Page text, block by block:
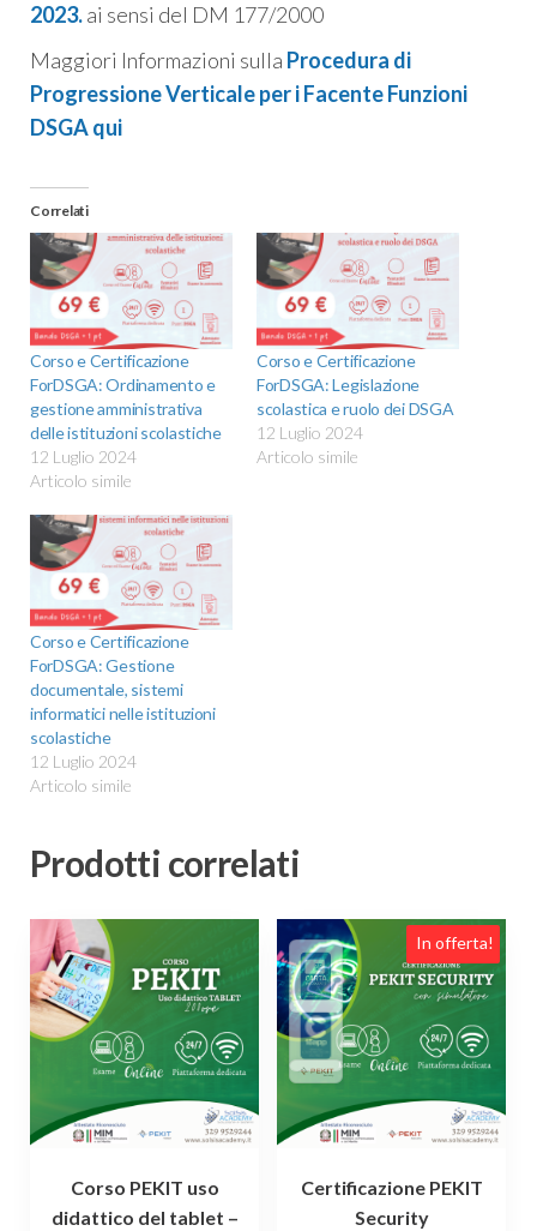
2023.ai sensi del DM 177/2000
Maggiori Informazioni sulla Procedura di
Progressione Verticale per i Facente Funzioni
DSGA qui
Correlati
Corso e Certificazione
ForDSGA: Ordinamento e
gestione amministrativa
delle istituzioni scolastiche
12 Luglio 2024
Articolo simile
Corso e Certificazione
ForDSGA: Legislazione
scolastica e ruolo dei DSGA
12 Luglio 2024
Articolo simile
Corso e Certificazione
ForDSGA: Gestione
documentale, sistemi
informatici nelle istituzioni
scolastiche
12 Luglio 2024
Articolo simile
Prodotti correlati
Corso PEKIT uso
didattico del tablet –
In offerta!
Certificazione PEKIT
Security